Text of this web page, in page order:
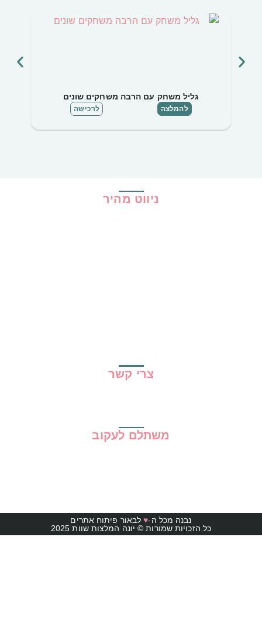
גליל משחק עם הרבה משחקים שונים
להמלצה לרכישה
ניווט מהיר
צרי קשר
משתלם לעקוב
נבנה מכל ה-♥לבאור פיתוח אתרים
כל הזכויות שמורות © יונה המלצות שוות 2025